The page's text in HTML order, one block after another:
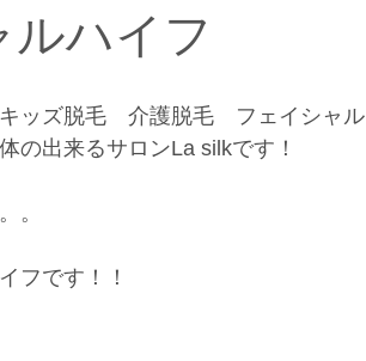
ハイフ
ッズ脱毛　介護脱毛　フェイシャル
の出来るサロンLa silkです！
。
フです！！